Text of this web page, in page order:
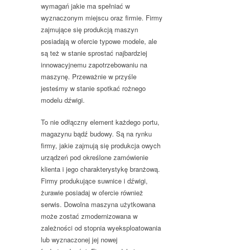
wymagań jakie ma spełniać w
wyznaczonym miejscu oraz firmie. Firmy
zajmujące się produkcją maszyn
posiadają w ofercie typowe modele, ale
są też w stanie sprostać najbardziej
innowacyjnemu zapotrzebowaniu na
maszynę. Przeważnie w przyśle
jesteśmy w stanie spotkać rożnego
modelu dźwigi.
To nie odłączny element każdego portu,
magazynu bądź budowy. Są na rynku
firmy, jakie zajmują się produkcja owych
urządzeń pod określone zamówienie
klienta i jego charakterystykę branżową.
Firmy produkujące suwnice i dźwigi,
żurawie posiadaj w ofercie również
serwis. Dowolna maszyna użytkowana
może zostać zmodernizowana w
zależności od stopnia wyeksploatowania
lub wyznaczonej jej nowej